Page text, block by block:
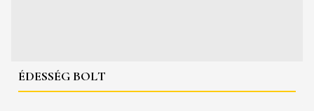
ÉDESSÉG BOLT